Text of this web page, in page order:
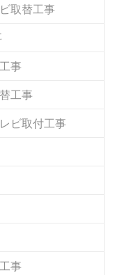
取替工事
事
工事
ビ取付工事
事